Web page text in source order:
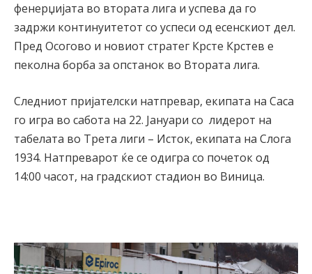
фенерџијата во втората лига и успева да го
задржи континуитетот со успеси од есенскиот дел.
Пред Осогово и новиот стратег Крсте Крстев е
пеколна борба за опстанок во Втората лига.
Следниот пријателски натпревар, екипата на Саса
го игра во сабота на 22. Јануари со лидерот на
табелата во Трета лиги – Исток, екипата на Слога
1934. Натпреварот ќе се одигра со почеток од
14:00 часот, на градскиот стадион во Виница.